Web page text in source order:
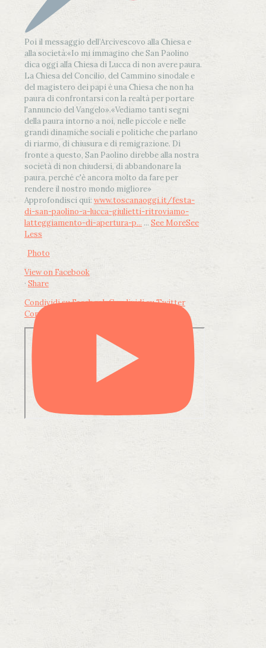
Poi il messaggio dell’Arcivescovo alla Chiesa e
alla società:«Io mi immagino che San Paolino
dica oggi alla Chiesa di Lucca di non avere paura.
La Chiesa del Concilio, del Cammino sinodale e
del magistero dei papi è una Chiesa che non ha
paura di confrontarsi con la realtà per portare
l'annuncio del Vangelo».«Vediamo tanti segni
della paura intorno a noi, nelle piccole e nelle
grandi dinamiche sociali e politiche che parlano
di riarmo, di chiusura e di remigrazione. Di
fronte a questo, San Paolino direbbe alla nostra
società di non chiudersi, di abbandonare la
paura, perché c'è ancora molto da fare per
rendere il nostro mondo migliore»
Approfondisci qui: www.toscanaoggi.it/festa-
di-san-paolino-a-lucca-giulietti-ritroviamo-
latteggiamento-di-apertura-p... ... See MoreSee
Less
Photo
View on Facebook
· Share
Condividi su FacebookCondividi su Twitter
Condividi su LinkedIn